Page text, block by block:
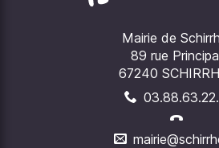
Mairie de
89 rue
67240